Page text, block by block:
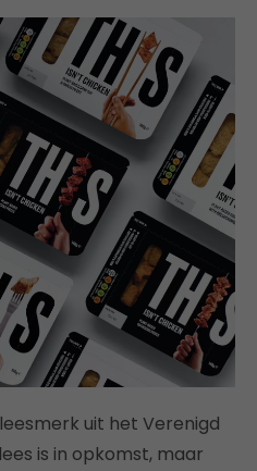
uit het Verenigd
is in opkomst, maar